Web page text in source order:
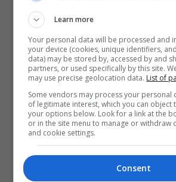
Learn more
Your personal data will be processed and
your device (cookies, unique identifiers,
data) may be stored by, accessed by and
partners, or used specifically by this site.
may use precise geolocation data. List of
Some vendors may process your personal
of legitimate interest, which you can object
your options below. Look for a link at the
or in the site menu to manage or withdraw
and cookie settings.
Consent